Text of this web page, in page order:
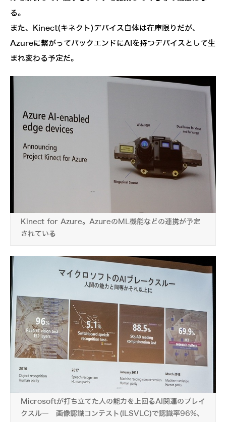
る。
また、Kinect(キネクト)デバイス自体は在庫限りだが、
Azureに繋がってバックエンドにAIを持つデバイスとして生
まれ変わる予定だ。
Kinect for Azure。AzureのML機能などの連携が予定
されている
Microsoftが打ち立てた人の能力を上回るAI関連のブレイ
クスルー 画像認識コンテスト(ILSVLC)で認識率96%、